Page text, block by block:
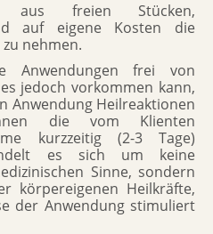
freien Stücken,
auf eigene Kosten die
nehmen.
Anwendungen frei von
jedoch vorkommen kann,
Anwendung Heilreaktionen
die vom Klienten
kurzzeitig (2-3 Tage)
es sich um keine
Sinne, sondern
körpereigenen Heilkräfte,
der Anwendung stimuliert